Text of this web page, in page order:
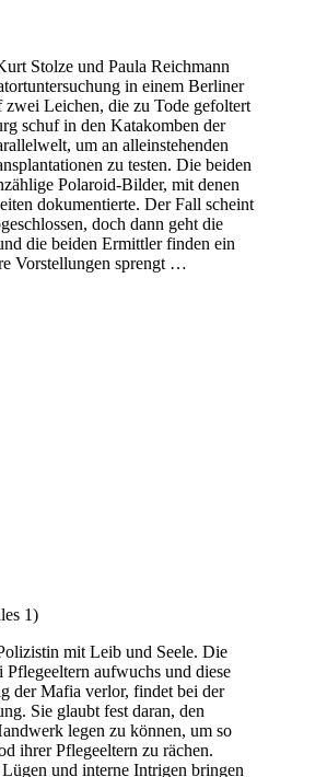
Stolze und Paula Reichmann
in einem Berliner
Leichen, die zu Tode gefoltert
schuf in den Katakomben der
um an alleinstehenden
zu testen. Die beiden
Polaroid-Bilder, mit denen
dokumentierte. Der Fall scheint
doch dann geht die
die beiden Ermittler finden ein
Vorstellungen sprengt …
1)
mit Leib und Seele. Die
Pflegeeltern aufwuchs und diese
der Mafia verlor, findet bei der
Sie glaubt fest daran, den
legen zu können, um so
ihrer Pflegeeltern zu rächen.
und interne Intrigen bringen